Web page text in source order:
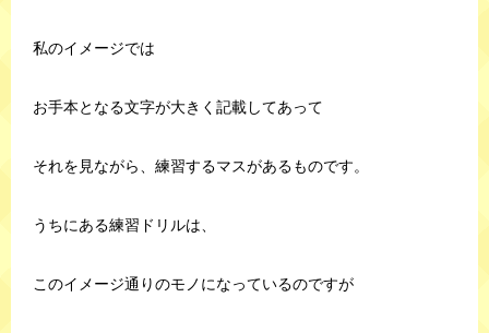
私のイメージでは
お手本となる文字が大きく記載してあって
それを見ながら、練習するマスがあるものです。
うちにある練習ドリルは、
このイメージ通りのモノになっているのですが